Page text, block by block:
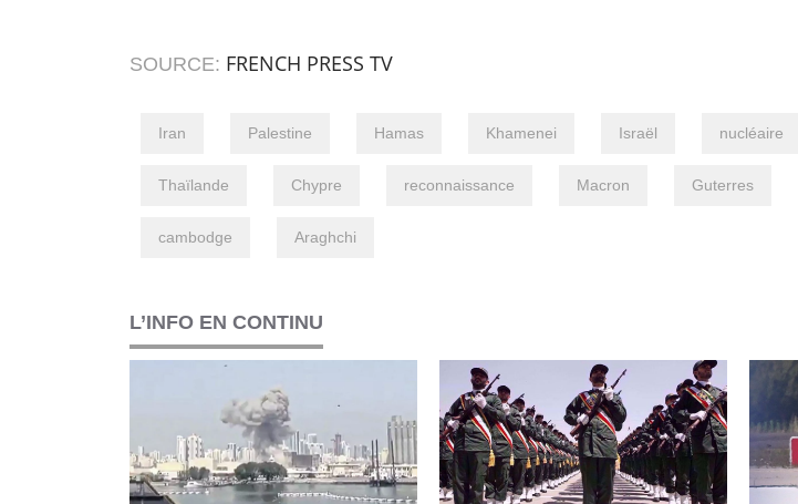
SOURCE: FRENCH PRESS TV
Iran Palestine Hamas Khamenei Israël nucléaire
Thaïlande Chypre reconnaissance Macron Guterres
cambodge Araghchi
L’INFO EN CONTINU